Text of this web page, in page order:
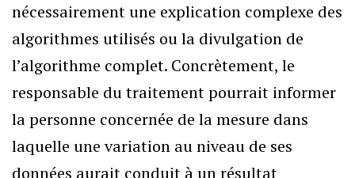
nécessairement une explication complexe des
algorithmes utilisés ou la divulgation de
l’algorithme complet. Concrètement, le
responsable du traitement pourrait informer
la personne concernée de la mesure dans
laquelle une variation au niveau de ses
données aurait conduit à un résultat